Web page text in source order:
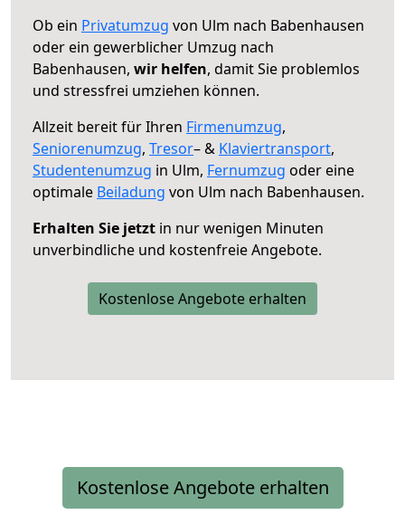
Ob ein Privatumzug von Ulm nach Babenhausen
oder ein gewerblicher Umzug nach
Babenhausen, wir helfen, damit Sie problemlos
und stressfrei umziehen können.
Allzeit bereit für Ihren Firmenumzug,
Seniorenumzug, Tresor– & Klaviertransport,
Studentenumzug in Ulm, Fernumzug oder eine
optimale Beiladung von Ulm nach Babenhausen.
Erhalten Sie jetzt in nur wenigen Minuten
unverbindliche und kostenfreie Angebote.
Kostenlose Angebote erhalten
Kostenlose Angebote erhalten